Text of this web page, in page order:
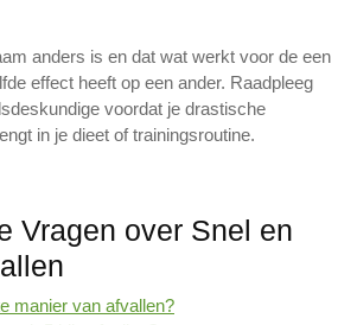
anders is en dat wat werkt voor de een
effect heeft op een ander. Raadpleeg
voordat je drastische
in je dieet of trainingsroutine.
Vragen over Snel en
manier van afvallen?